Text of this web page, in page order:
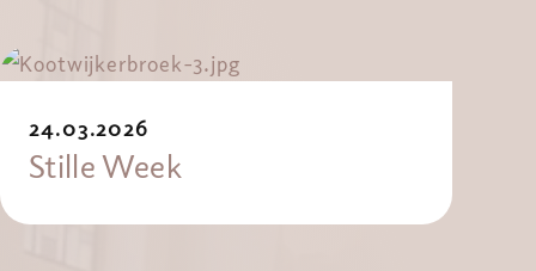
24.03.2026
Stille Week